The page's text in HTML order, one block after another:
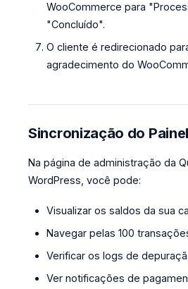
WooCommerce para
"Concluído".
O cliente é redirecionado
agradecimento do
Sincronização do Painel
Na página de administração da
WordPress, você pode:
Visualizar os saldos da sua
Navegar pelas 100
Verificar os logs de
Ver notificações de